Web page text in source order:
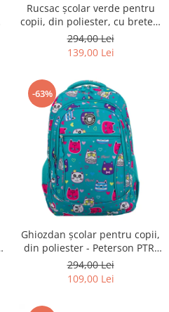
Rucsac școlar verde pentru
copii, din poliester, cu bretele
reglabile - Peterson PTR-PTN
BHX-01-9259 Gree
294,00 Lei
139,00 Lei
-63%
Ghiozdan școlar pentru copii,
din poliester - Peterson PTR-
PTN BIEDRONKA G28
294,00 Lei
109,00 Lei